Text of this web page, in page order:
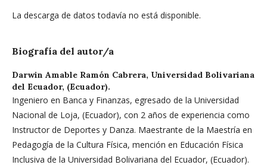
La descarga de datos todavía no está disponible.
Biografía del autor/a
Darwin Amable Ramón Cabrera, Universidad Bolivariana
del Ecuador, (Ecuador).
Ingeniero en Banca y Finanzas, egresado de la Universidad
Nacional de Loja, (Ecuador), con 2 años de experiencia como
Instructor de Deportes y Danza. Maestrante de la Maestría en
Pedagogía de la Cultura Física, mención en Educación Física
Inclusiva de la Universidad Bolivariana del Ecuador, (Ecuador).